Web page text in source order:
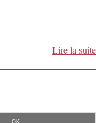
Lire la suite